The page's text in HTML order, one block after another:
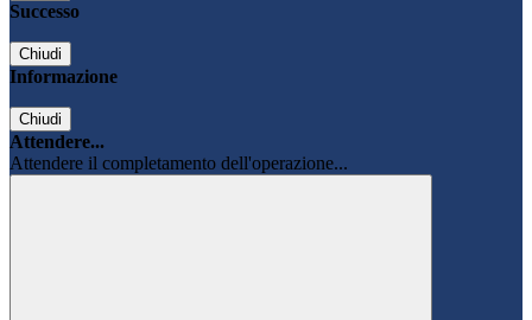
Successo
Chiudi
Informazione
Chiudi
Attendere...
Attendere il completamento dell'operazione...